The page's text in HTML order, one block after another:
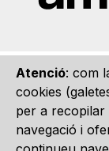
Atenció: com
cookies
per a recopilar
navegació i
Qui som Contacte